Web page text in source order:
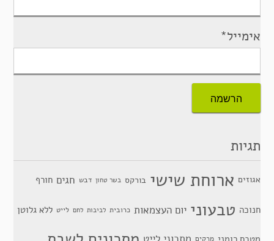
אימייל*
תגיות
אגוזים ארוחת שישי בורקס בשר טחון דבש חגים חורף
חנוכה טבעוני יום העצמאות כרובית לביבות לחם לייט ללא גלוטן
מרקים